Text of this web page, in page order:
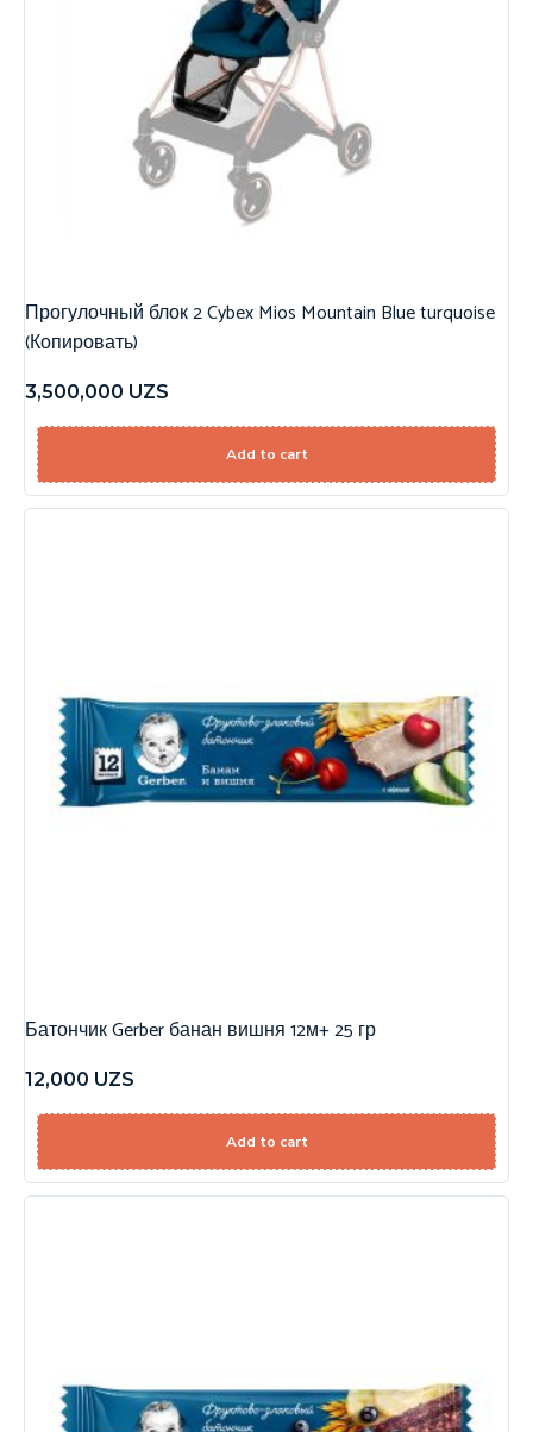
Прогулочный блок 2 Cybex Mios Mountain Blue turquoise
(Копировать)
3,500,000 UZS
Add to cart
Батончик Gerber банан вишня 12м+ 25 гр
12,000 UZS
Add to cart